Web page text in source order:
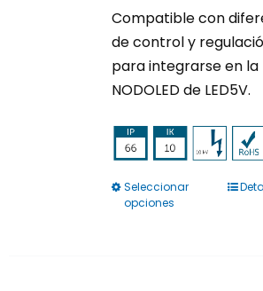
Compatible con
de control y
para integrarse en
NODOLED de LED5V.
Seleccionar
opciones
Este